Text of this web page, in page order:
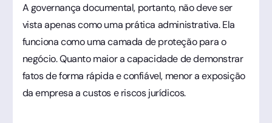
A governança documental, portanto, não deve ser
vista apenas como uma prática administrativa. Ela
funciona como uma camada de proteção para o
negócio. Quanto maior a capacidade de demonstrar
fatos de forma rápida e confiável, menor a exposição
da empresa a custos e riscos jurídicos.